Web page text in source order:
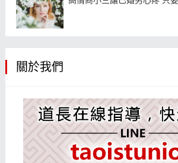
關於我們